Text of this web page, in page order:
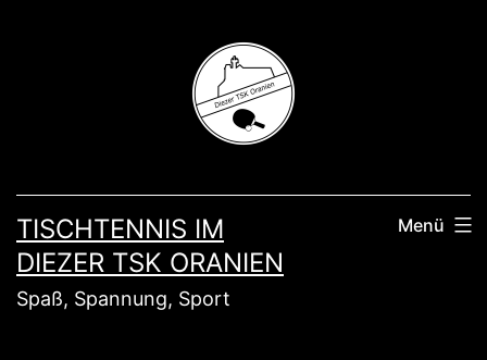
TISCHTENNIS IM
DIEZER TSK ORANIEN
Spaß, Spannung, Sport
Menü